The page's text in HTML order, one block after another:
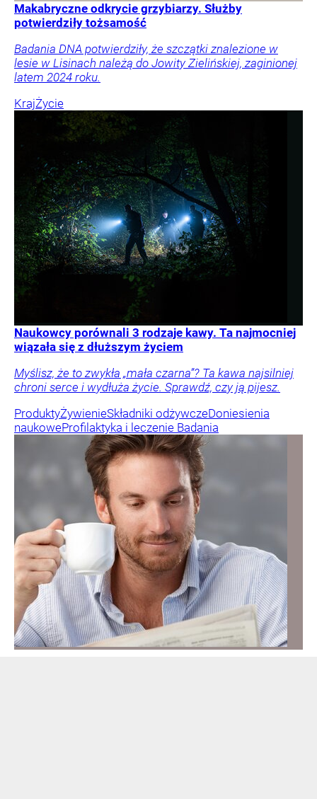
Makabryczne odkrycie grzybiarzy. Służby
potwierdziły tożsamość
Badania DNA potwierdziły, że szczątki znalezione w
lesie w Lisinach należą do Jowity Zielińskiej, zaginionej
latem 2024 roku.
KrajŻycie
Naukowcy porównali 3 rodzaje kawy. Ta najmocniej
wiązała się z dłuższym życiem
Myślisz, że to zwykła „mała czarna”? Ta kawa najsilniej
chroni serce i wydłuża życie. Sprawdź, czy ją pijesz.
ProduktyŻywienieSkładniki odżywczeDoniesienia
naukoweProfilaktyka i leczenie Badania